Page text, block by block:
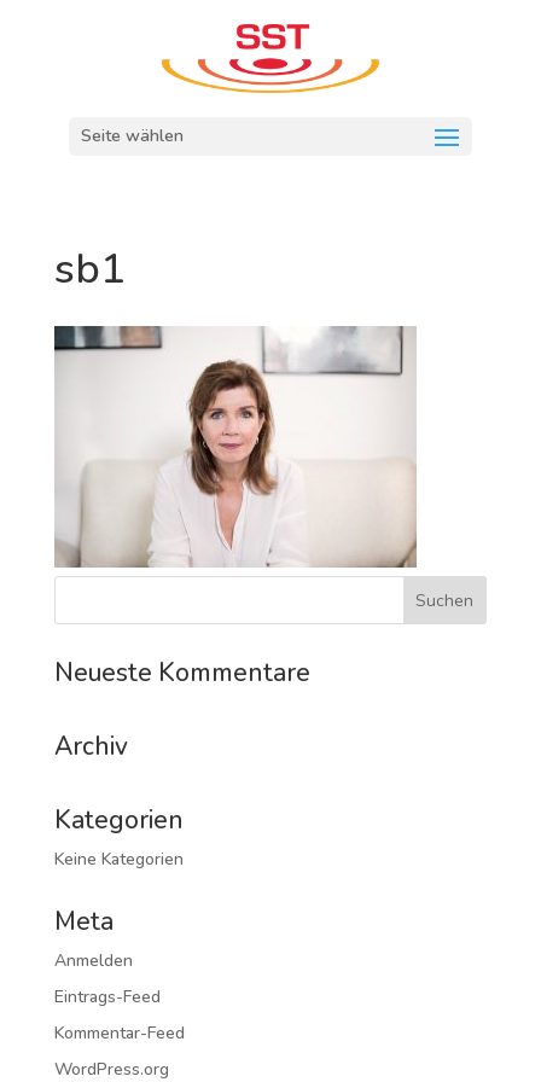
Seite wählen
sb1
Neueste Kommentare
Archiv
Kategorien
Keine Kategorien
Meta
Anmelden
Eintrags-Feed
Kommentar-Feed
WordPress.org